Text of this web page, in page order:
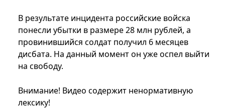
В результате инцидента российские войска
понесли убытки в размере 28 млн рублей, а
провинившийся солдат получил 6 месяцев
дисбата. На данный момент он уже оспел выйти
на свободу.
Внимание! Видео содержит ненормативную
лексику!